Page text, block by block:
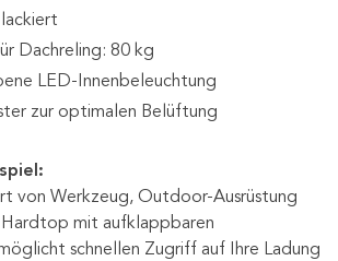
Dachreling: 80 kg
LED-Innenbeleuchtung
zur optimalen Belüftung
von Werkzeug, Outdoor-Ausrüstung
mit aufklappbaren
schnellen Zugriff auf Ihre Ladung